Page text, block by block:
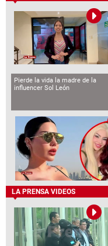
Pierde la vida la madre de la
influencer Sol León
LA PRENSA VIDEOS